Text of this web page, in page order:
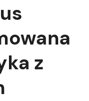
z